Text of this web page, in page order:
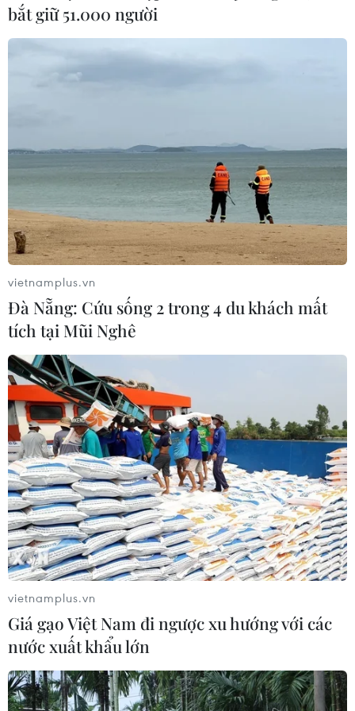
bắt giữ 51.000 người
vietnamplus.vn
Đà Nẵng: Cứu sống 2 trong 4 du khách mất
tích tại Mũi Nghê
vietnamplus.vn
Giá gạo Việt Nam đi ngược xu hướng với các
nước xuất khẩu lớn